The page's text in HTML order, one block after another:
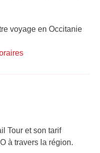
voyage en Occitanie
Tour et son tarif
à travers la région.